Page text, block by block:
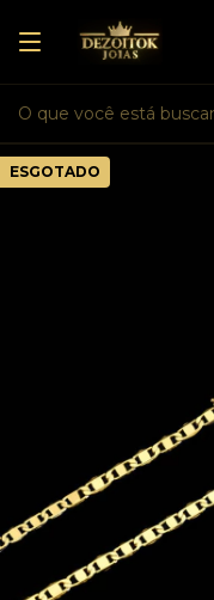
ESGOTADO